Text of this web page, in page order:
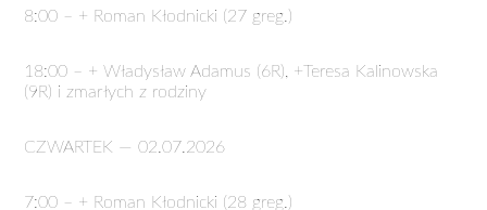
8:00 – + Roman Kłodnicki (27 greg.)
18:00 – + Władysław Adamus (6R), +Teresa Kalinowska
(9R) i zmarłych z rodziny
CZWARTEK — 02.07.2026
7:00 – + Roman Kłodnicki (28 greg.)